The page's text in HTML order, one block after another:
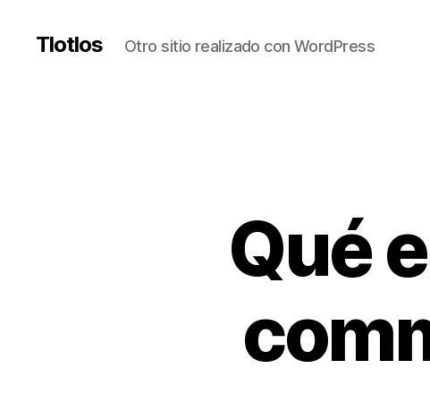
Tlotlos Otro sitio realizado con WordPress
Qué